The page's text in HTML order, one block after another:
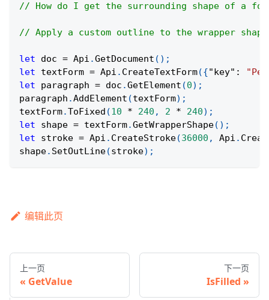
// How do I get the surrounding shape of a
// Apply a custom outline to the wrapper
let doc = Api .GetDocument ( ) ;
let textForm = Api . CreateTextForm({"key" :
let paragraph = doc .GetElement (0) ;
paragraph .AddElement (textForm) ;
textForm.ToFixed (10 * 240 , 2 * 240) ;
let shape = textForm.GetWrapperShape( ) ;
let stroke = Api . CreateStroke(36000 , Api .
shape. SetOutLine(stroke) ;
编辑此页
上一页
GetValue
下一页
IsFilled